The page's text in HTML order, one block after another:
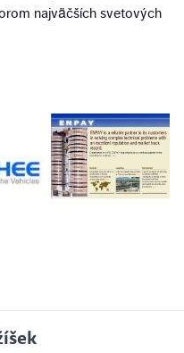
najväčších svetových